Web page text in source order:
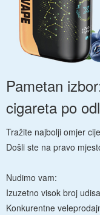
Pametan
cigareta po
Tražite najbolji omjer
Došli ste na pravo
Nudimo vam:
Izuzetno visok broj
Konkurentne